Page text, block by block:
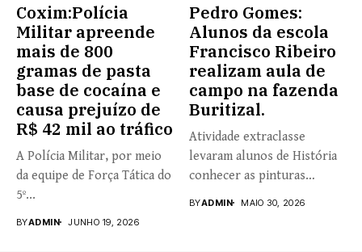
Coxim:Polícia
Militar apreende
mais de 800
gramas de pasta
base de cocaína e
causa prejuízo de
R$ 42 mil ao tráfico
A Polícia Militar, por meio
da equipe de Força Tática do
5º...
BYADMIN JUNHO 19, 2026
Pedro Gomes:
Alunos da escola
Francisco Ribeiro
realizam aula de
campo na fazenda
Buritizal.
Atividade extraclasse
levaram alunos de História
conhecer as pinturas
BYADMIN MAIO 30, 2026